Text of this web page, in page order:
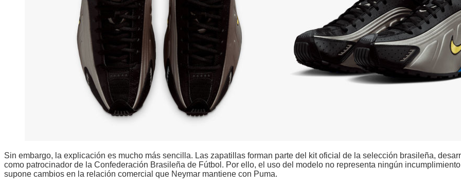
Sin embargo, la explicación es mucho más sencilla. Las zapatillas forman parte del kit oficial de la selección brasileña,
como patrocinador de la Confederación Brasileña de Fútbol. Por ello, el uso del modelo no representa ningún
supone cambios en la relación comercial que Neymar mantiene con Puma.